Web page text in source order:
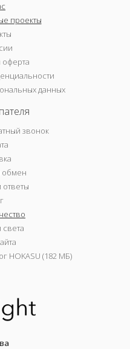
проекты
оферта
данных
звонок
обмен
HOKASU (182 МБ)